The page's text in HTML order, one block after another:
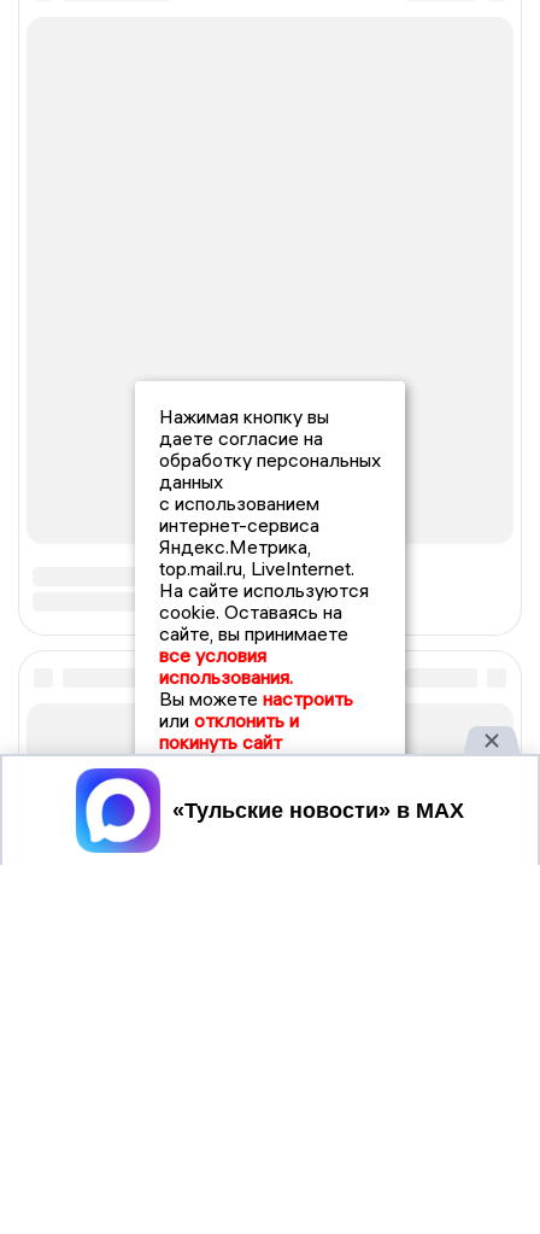
Нажимая кнопку вы
даете согласие на
обработку персональных
данных
с использованием
интернет-сервиса
Яндекс.Метрика,
top.mail.ru, LiveInternet.
На сайте используются
cookie. Оставаясь на
сайте, вы принимаете
все условия
использования.
Вы можете настроить
или отклонить и
покинуть сайт
Принять